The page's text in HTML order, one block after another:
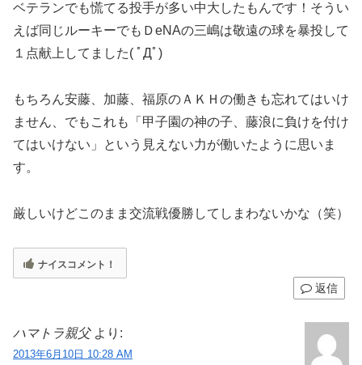
ベテランでも慌てる投手が多い中大したもんです！そうい
えば同じルーキーでもＤeNAの三嶋は敬遠の球を暴投して
１点献上してました( ﾟДﾟ)
もちろん安藤、加藤、福原のＡＫＨの働きも忘れてはいけ
ません、でもこれも「甲子園の神の子、藤浪に負けを付け
てはいけない」という見えない力が働いたように思いま
す。
厳しいけどこのまま交流戦優勝してしまわないかな（笑）
ナイスコメント！
返信
ハマトラ親父 より:
2013年6月10日 10:28 AM